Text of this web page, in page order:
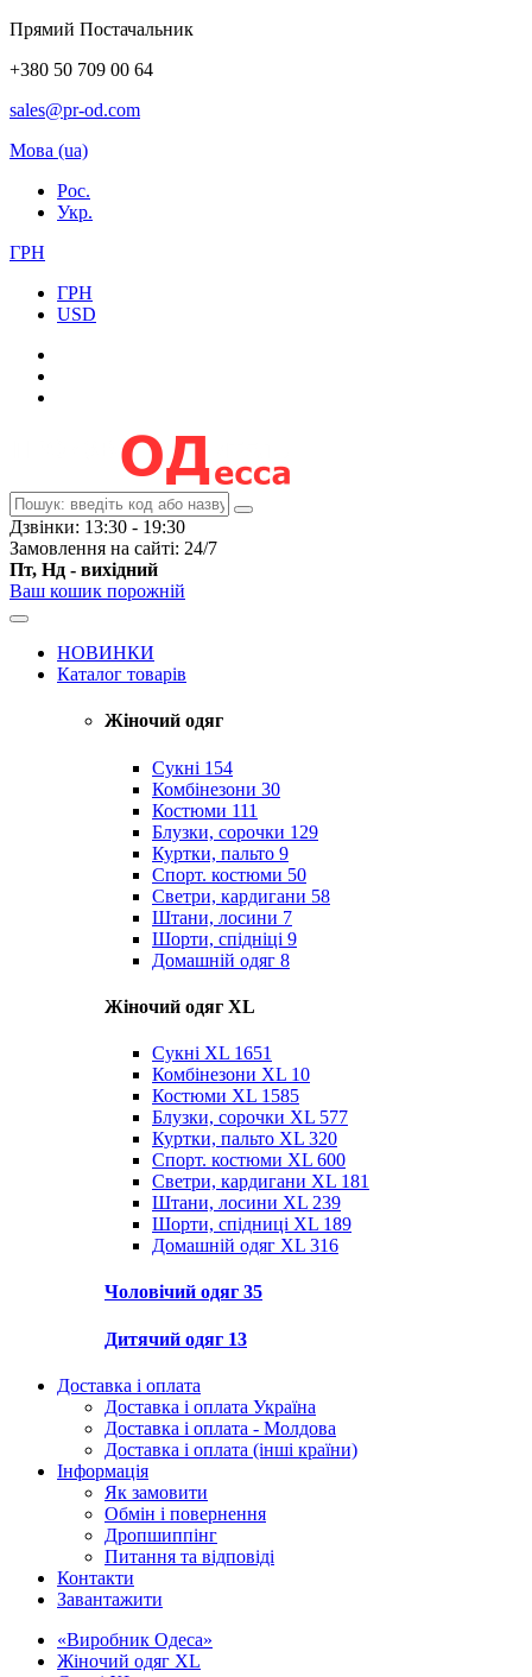
Прямий Постачальник
+380 50 709 00 64
sales@pr-od.com
Мова (ua)
Рос.
Укр.
ГРН
ГРН
USD
Дзвінки: 13:30 - 19:30
Замовлення на сайті: 24/7
Пт, Нд - вихідний
Ваш кошик порожній
НОВИНКИ
Каталог товарів
Жіночий одяг
Сукні 154
Комбінезони 30
Костюми 111
Блузки, сорочки 129
Куртки, пальто 9
Спорт. костюми 50
Светри, кардигани 58
Штани, лосини 7
Шорти, спідніці 9
Домашній одяг 8
Жіночий одяг XL
Cукні XL 1651
Комбінезони XL 10
Костюми XL 1585
Блузки, сорочки XL 577
Куртки, пальто XL 320
Спорт. костюми XL 600
Светри, кардигани XL 181
Штани, лосини XL 239
Шорти, спідниці XL 189
Домашній одяг XL 316
Чоловічий одяг 35
Дитячий одяг 13
Доставка і оплата
Доставка і оплата Україна
Доставка і оплата - Молдова
Доставка і оплата (інші країни)
Інформація
Як замовити
Обмін і повернення
Дропшиппінг
Питання та відповіді
Контакти
Завантажити
«Виробник Одеса»
Жіночий одяг XL